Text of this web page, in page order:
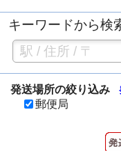
キーワードから検
発送場所の絞り込み
郵便局